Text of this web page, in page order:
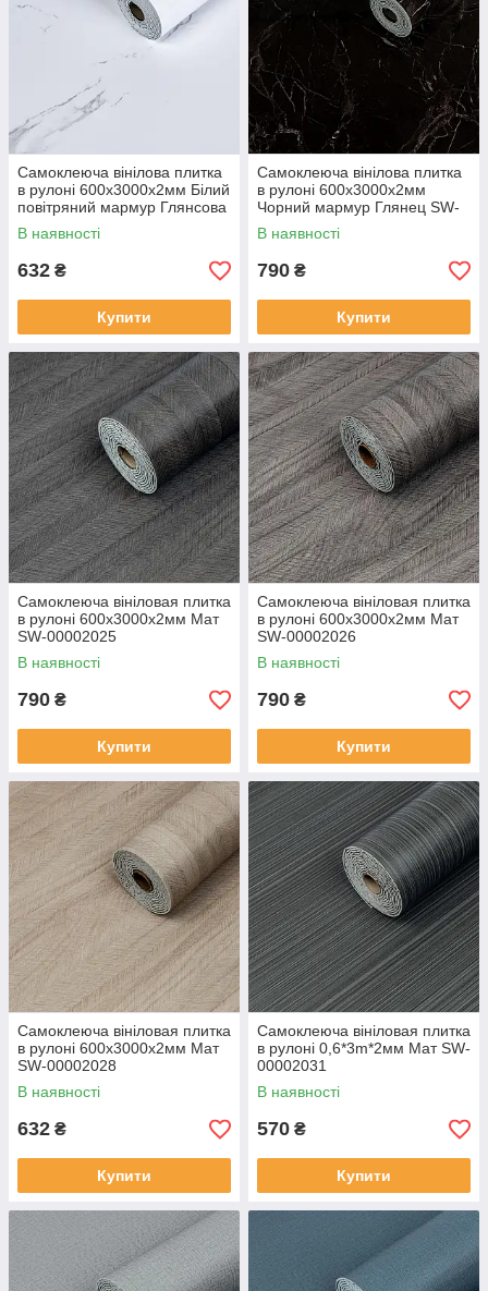
Самоклеюча вінілова плитка
в рулоні 600х3000х2мм Білий
повітряний мармур Глянсова
SW-00001287
В наявності
632 ₴
Купити
Самоклеюча вінілова плитка
в рулоні 600х3000х2мм
Чорний мармур Глянец SW-
00001289
В наявності
790 ₴
Купити
Самоклеюча вініловая плитка
в рулоні 600х3000х2мм Мат
SW-00002025
В наявності
790 ₴
Купити
Самоклеюча вініловая плитка
в рулоні 600х3000х2мм Мат
SW-00002026
В наявності
790 ₴
Купити
Самоклеюча вініловая плитка
в рулоні 600х3000х2мм Мат
SW-00002028
В наявності
632 ₴
Купити
Самоклеюча вініловая плитка
в рулоні 0,6*3m*2мм Мат SW-
00002031
В наявності
570 ₴
Купити